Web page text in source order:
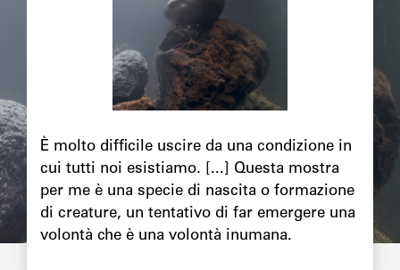
È molto difficile uscire da una condizione in
cui tutti noi esistiamo. [...] Questa mostra
per me è una specie di nascita o formazione
di creature, un tentativo di far emergere una
volontà che è una volontà inumana.